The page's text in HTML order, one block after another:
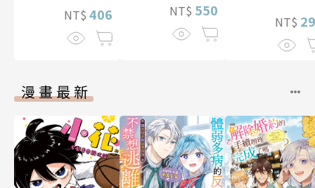
NT$ 406 NT$ 550
NT$
漫畫最新